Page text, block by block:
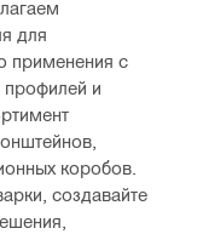
для
применения с
профилей и
коробов.
создавайте